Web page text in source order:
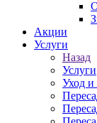
Акции
Услуги
Назад
Услуги
Уход и